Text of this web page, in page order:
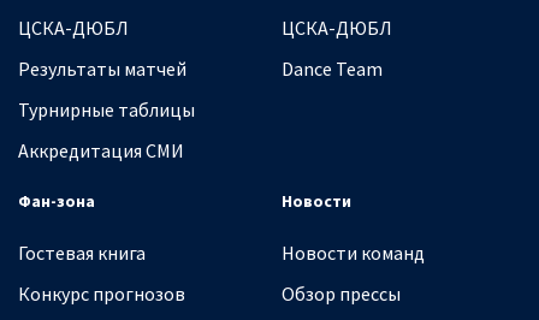
ЦСКА-ДЮБЛ
Результаты матчей
Турнирные таблицы
Аккредитация СМИ
ЦСКА-ДЮБЛ
Dance Team
Фан-зона
Гостевая книга
Конкурс прогнозов
Новости
Новости команд
Обзор прессы